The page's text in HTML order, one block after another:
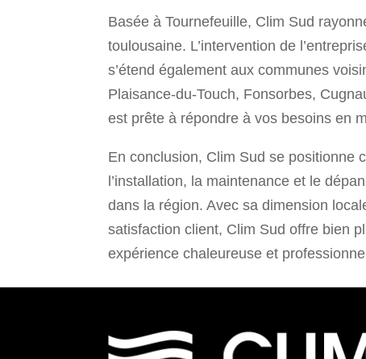
Basée à Tournefeuille, Clim Sud
toulousaine. L’intervention de
s’étend également aux communes
Plaisance-du-Touch, Fonsorbes,
est prête à répondre à vos besoins en
En conclusion, Clim Sud se positionne
l’installation, la maintenance et le
dans la région. Avec sa dimension
satisfaction client, Clim Sud offre bien
expérience chaleureuse et